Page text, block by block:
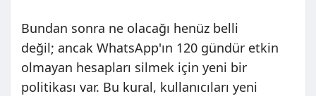
Bundan sonra ne olacağı henüz belli
değil; ancak WhatsApp'ın 120 gündür etkin
olmayan hesapları silmek için yeni bir
politikası var. Bu kural, kullanıcıları yeni